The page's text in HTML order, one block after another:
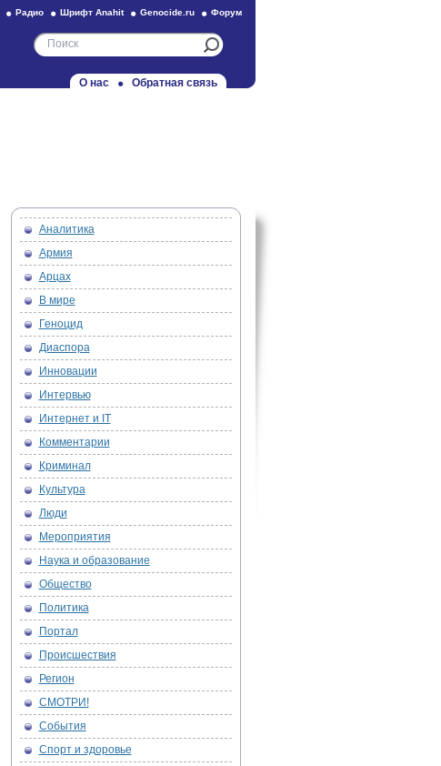
Радио Шрифт Anahit Genocide.ru Форум
О нас Обратная связь
Аналитика
Армия
Арцах
В мире
Геноцид
Диаспора
Инновации
Интервью
Интернет и IT
Комментарии
Криминал
Культура
Люди
Мероприятия
Наука и образование
Общество
Политика
Портал
Происшествия
Регион
СМОТРИ!
События
Спорт и здоровье